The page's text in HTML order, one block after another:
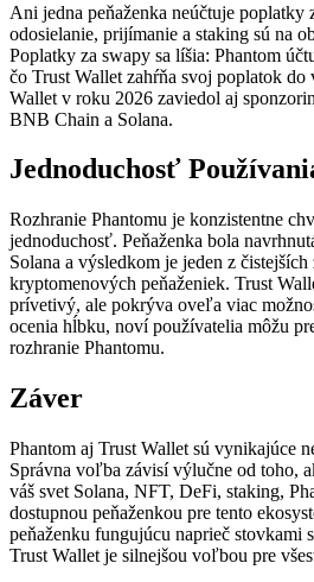
Ani jedna peňaženka neúčtuje poplatky
odosielanie, prijímanie a staking sú na
Poplatky za swapy sa líšia: Phantom
čo Trust Wallet zahŕňa svoj poplatok do
Wallet v roku 2026 zaviedol aj
BNB Chain a Solana.
Jednoduchosť
Rozhranie Phantomu je konzistentne
jednoduchosť. Peňaženka bola
Solana a výsledkom je jeden z
kryptomenových peňaženiek. Trust
prívetivý, ale pokrýva oveľa viac
ocenia hĺbku, noví používatelia môžu
rozhranie Phantomu.
Záver
Phantom aj Trust Wallet sú vynikajúce
Správna voľba závisí výlučne od toho,
váš svet Solana, NFT, DeFi, staking,
dostupnou peňaženkou pre tento
peňaženku fungujúcu naprieč stovkami
Trust Wallet je silnejšou voľbou pre